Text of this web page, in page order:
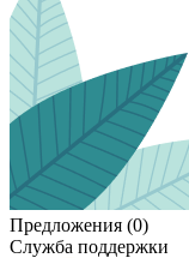
Предложения (0)
Служба поддержки